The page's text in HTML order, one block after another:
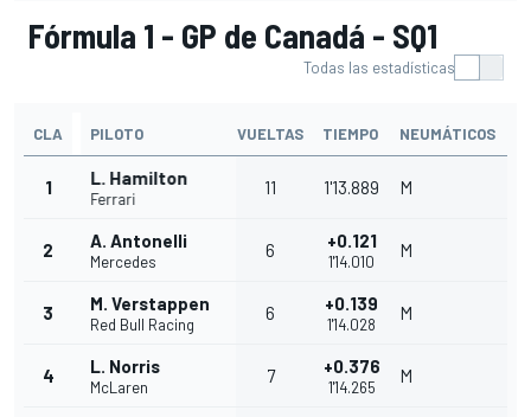
Fórmula 1 - GP de Canadá - SQ1
Todas las estadísticas
CLA PILOTO VUELTAS TIEMPO NEUMÁTICOS
1 L. Hamilton
Ferrari
11 1'13.889 M
2 A. Antonelli
Mercedes
6 +0.121
1'14.010
M
3 M. Verstappen
Red Bull Racing
6 +0.139
1'14.028
M
4 L. Norris
McLaren
7 +0.376
1'14.265
M